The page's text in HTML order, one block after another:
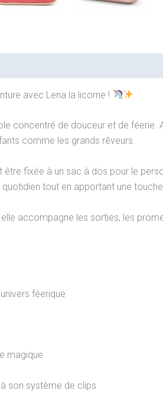
avec Lena la licorne !
concentré de douceur et de
comme les grands rêveurs.
fixée à un sac à dos pour le
tout en apportant une
accompagne les sorties, les
féerique
magique
son système de clips